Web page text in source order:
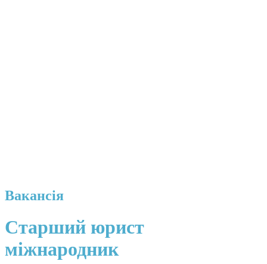
Вакансія
Старший юрист
міжнародник